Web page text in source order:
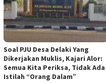
Soal PJU Desa Delaki Yang
Dikerjakan Muklis, Kajari Alor:
Semua Kita Periksa, Tidak Ada
Istilah “Orang Dalam”